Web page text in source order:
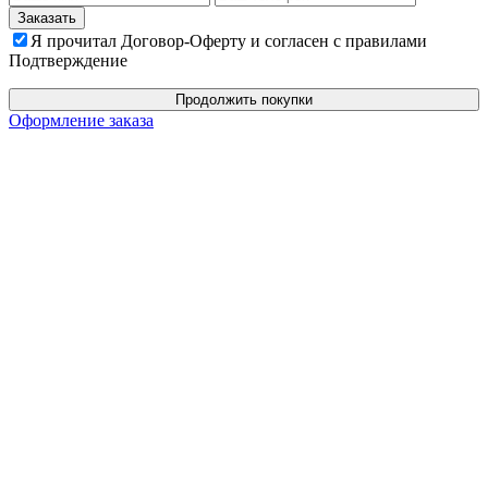
Я прочитал Договор-Оферту и согласен с правилами
Подтверждение
Продолжить покупки
Оформление заказа